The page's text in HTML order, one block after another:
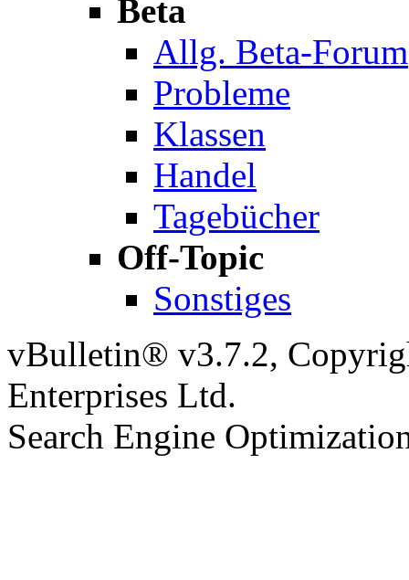
Beta
Allg. Beta-Forum
Probleme
Klassen
Handel
Tagebücher
Off-Topic
Sonstiges
vBulletin® v3.7.2,
Enterprises Ltd.
Search Engine